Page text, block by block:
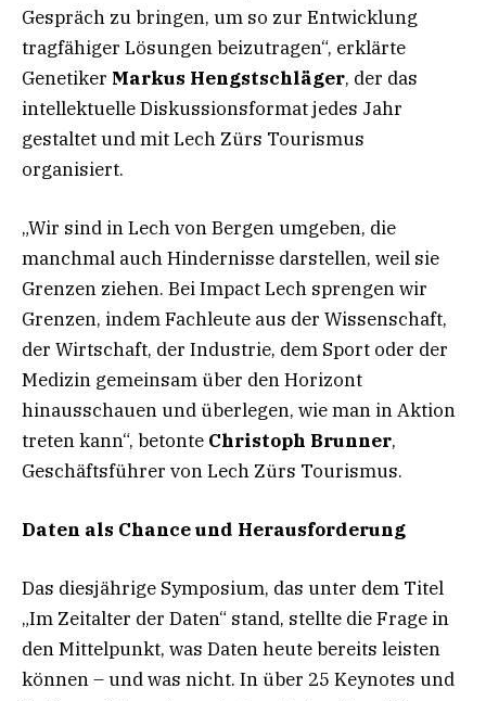
Gespräch zu bringen, um so zur Entwicklung
tragfähiger Lösungen beizutragen“, erklärte
Genetiker Markus Hengstschläger, der das
intellektuelle Diskussionsformat jedes Jahr
gestaltet und mit Lech Zürs Tourismus
organisiert.
„Wir sind in Lech von Bergen umgeben, die
manchmal auch Hindernisse darstellen, weil sie
Grenzen ziehen. Bei Impact Lech sprengen wir
Grenzen, indem Fachleute aus der Wissenschaft,
der Wirtschaft, der Industrie, dem Sport oder der
Medizin gemeinsam über den Horizont
hinausschauen und überlegen, wie man in Aktion
treten kann“, betonte Christoph Brunner,
Geschäftsführer von Lech Zürs Tourismus.
Daten als Chance und Herausforderung
Das diesjährige Symposium, das unter dem Titel
„Im Zeitalter der Daten“ stand, stellte die Frage in
den Mittelpunkt, was Daten heute bereits leisten
können – und was nicht. In über 25 Keynotes und